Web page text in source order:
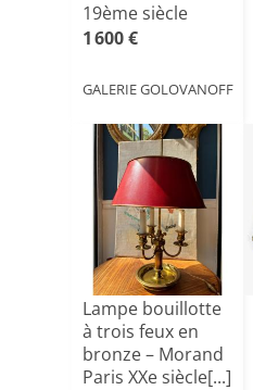
19ème siècle
1 600 €
GALERIE GOLOVANOFF
Lampe bouillotte
à trois feux en
bronze – Morand
Paris XXe siècle[...]